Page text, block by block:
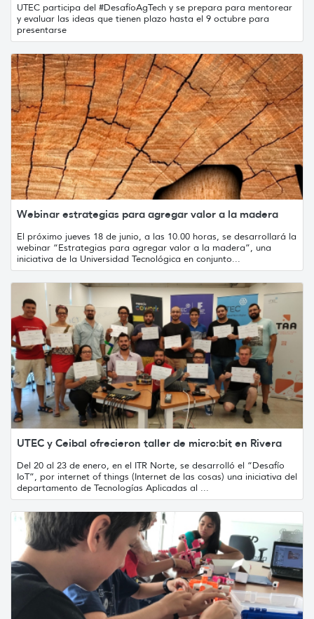
UTEC participa del #DesafíoAgTech y se prepara para mentorear
y evaluar las ideas que tienen plazo hasta el 9 octubre para
presentarse
Webinar estrategias para agregar valor a la madera
El próximo jueves 18 de junio, a las 10.00 horas, se desarrollará la
webinar “Estrategias para agregar valor a la madera”, una
iniciativa de la Universidad Tecnológica en conjunto...
UTEC y Ceibal ofrecieron taller de micro:bit en Rivera
Del 20 al 23 de enero, en el ITR Norte, se desarrolló el “Desafío
IoT”, por internet of things (Internet de las cosas) una iniciativa del
departamento de Tecnologías Aplicadas al ...